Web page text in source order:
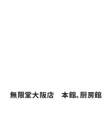
無限堂大阪店 本館、厨房館